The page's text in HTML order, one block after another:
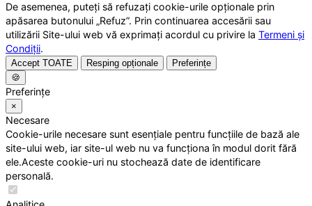
De asemenea, puteți să refuzați cookie-urile opționale prin
apăsarea butonului „Refuz”. Prin continuarea accesării sau
utilizării Site-ului web vă exprimați acordul cu privire la Termeni și
Condiții.
Accept TOATE Resping opționale
Preferințe
🍪
Preferințe
×
Necesare
Cookie-urile necesare sunt esențiale pentru funcțiile de bază ale
site-ului web, iar site-ul web nu va funcționa în modul dorit fără
ele.Aceste cookie-uri nu stochează date de identificare
personală.